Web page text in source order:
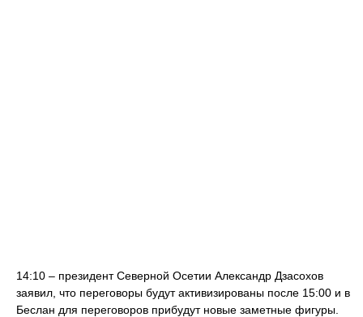
14:10 – президент Северной Осетии Александр Дзасохов
заявил, что переговоры будут активизированы после 15:00 и в
Беслан для переговоров прибудут новые заметные фигуры.